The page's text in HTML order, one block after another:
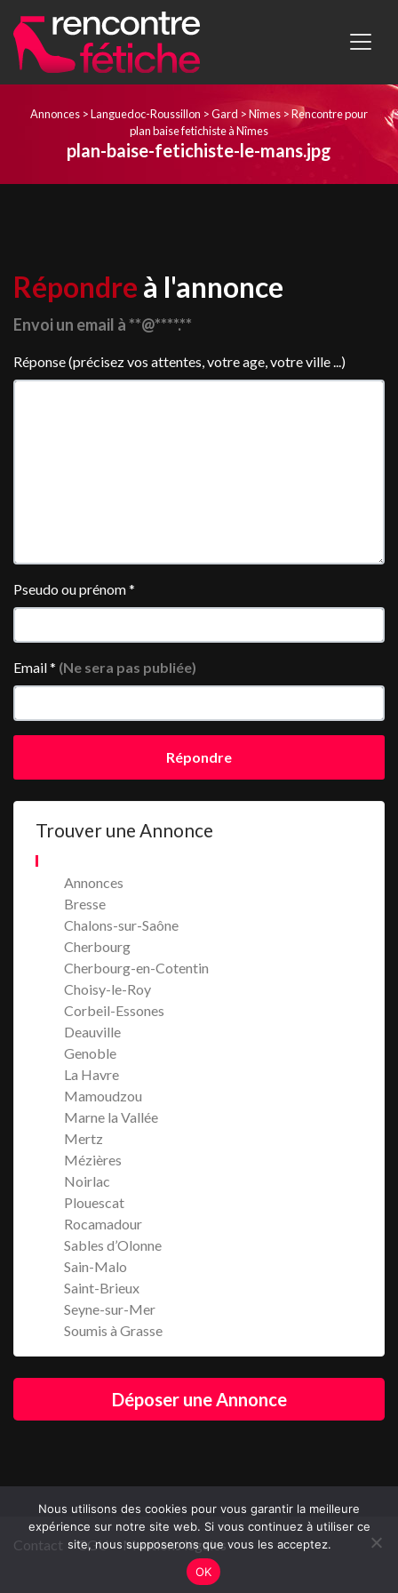
Annonces >Languedoc-Roussillon >Gard >Nîmes >Rencontre pour
plan baise fetichiste à Nîmes
plan-baise-fetichiste-le-mans.jpg
Répondre à l'annonce
Envoi un email à **@****.**
Réponse (précisez vos attentes, votre age, votre ville ...)
Pseudo ou prénom*
Email* (Ne sera pas publiée)
Répondre
Trouver une Annonce
Annonces
Bresse
Chalons-sur-Saône
Cherbourg
Cherbourg-en-Cotentin
Choisy-le-Roy
Corbeil-Essones
Deauville
Genoble
La Havre
Mamoudzou
Marne la Vallée
Mertz
Mézières
Noirlac
Plouescat
Rocamadour
Sables d’Olonne
Sain-Malo
Saint-Brieux
Seyne-sur-Mer
Soumis à Grasse
Déposer une Annonce
Contact CGU Mentions légales
Nous utilisons des cookies pour vous garantir la meilleure
expérience sur notre site web. Si vous continuez à utiliser ce
site, nous supposerons que vous les acceptez.
OK